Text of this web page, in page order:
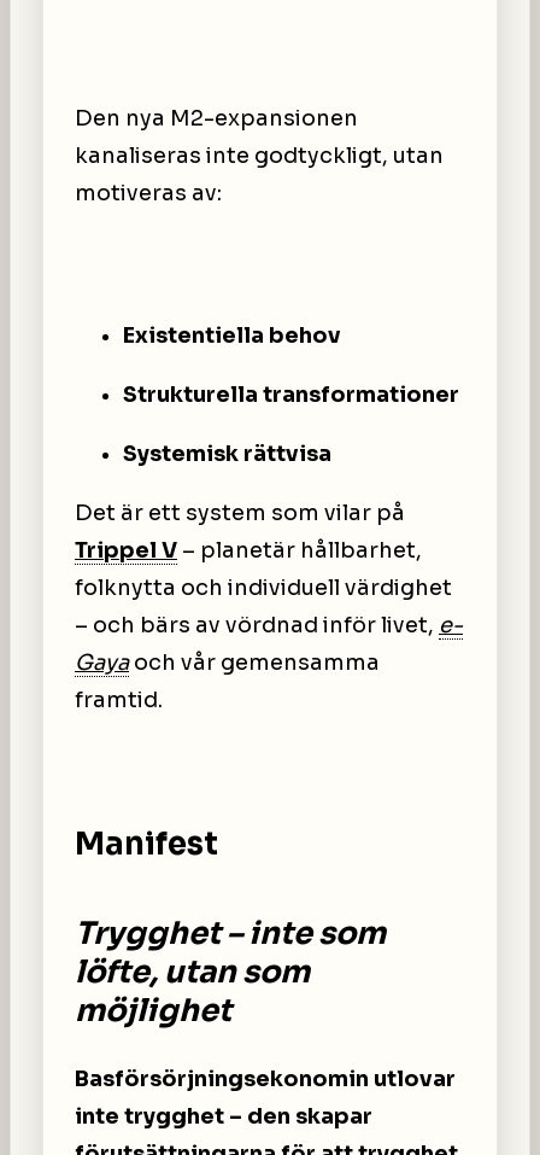
Den nya M2-expansionen
kanaliseras inte godtyckligt, utan
motiveras av:
Existentiella behov
Strukturella transformationer
Systemisk rättvisa
Det är ett system som vilar på
Trippel V – planetär hållbarhet,
folknytta och individuell värdighet
– och bärs av vördnad inför livet, e-
Gayaoch vår gemensamma
framtid.
Manifest
Trygghet – inte som
löfte, utan som
möjlighet
Basförsörjningsekonomin utlovar
inte trygghet – den skapar